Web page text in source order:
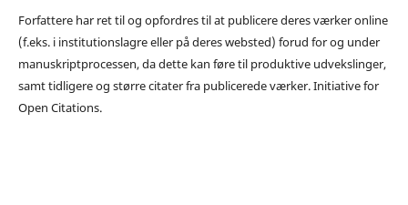
Forfattere har ret til og opfordres til at publicere deres værker online
(f.eks. i institutionslagre eller på deres websted) forud for og under
manuskriptprocessen, da dette kan føre til produktive udvekslinger,
samt tidligere og større citater fra publicerede værker. Initiative for
Open Citations.